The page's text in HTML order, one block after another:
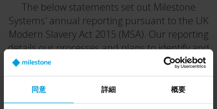
同意 詳細 概要
The below statements set out Milestone
Systems' annual reporting pursuant to the UK
Modern Slavery Act 2015 (MSA). Our reporting
details our processes and plans to identify and
mitigate modern slavery risks, including human
trafficking, debt bondage, indentured servitude,
poor working conditions and the worst forms of
child labour, in our global value and supply